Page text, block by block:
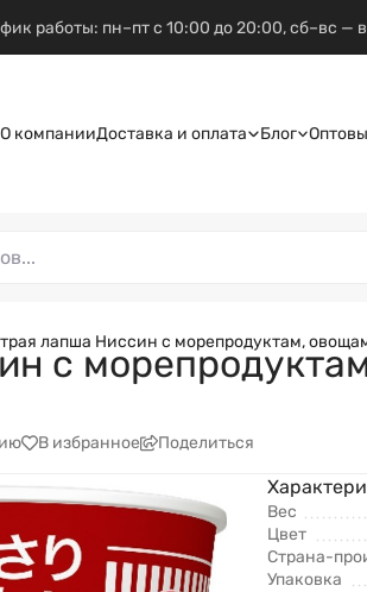
работы: пн–пт с 10:00 до 20:00, сб–вс —
О компанииДоставка и оплата Блог
лапша Ниссин с морепродуктам,
с
В избранное Поделиться
Вес
Цвет
Страна-
Упаковка